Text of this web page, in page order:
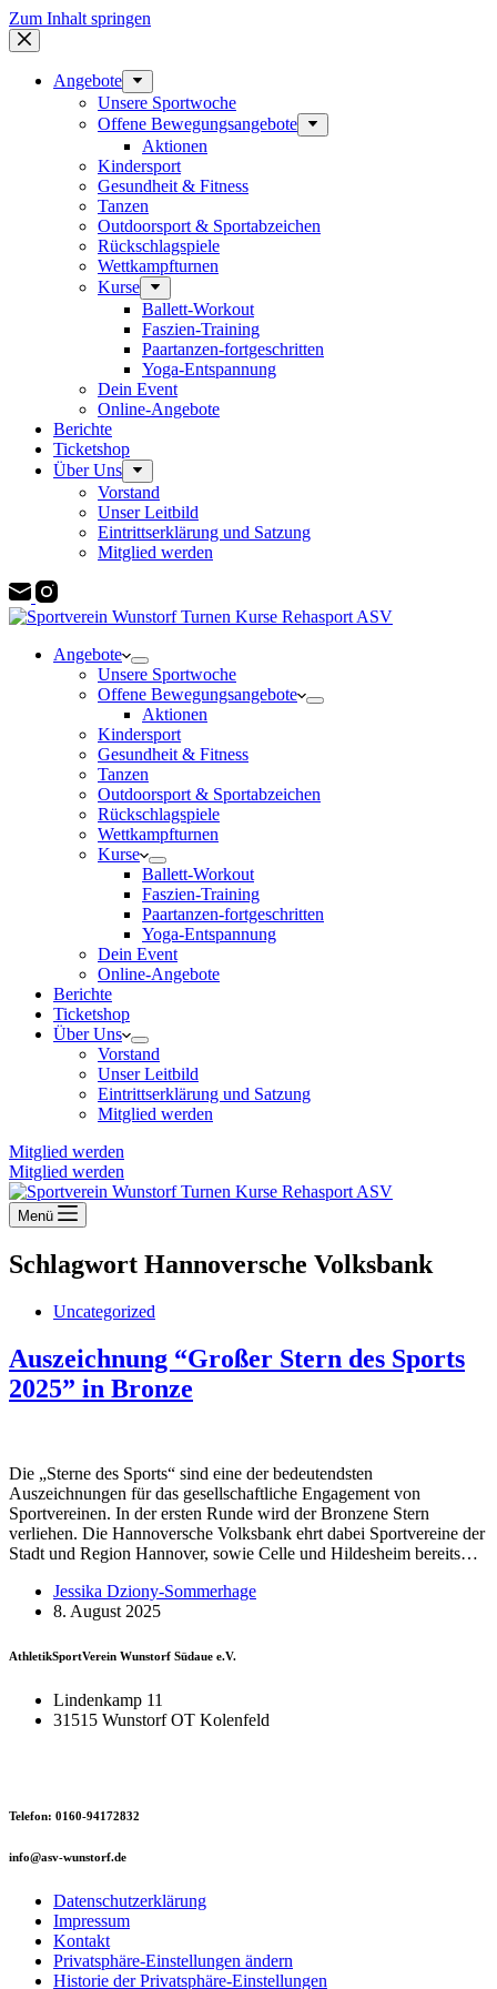
Zum Inhalt springen
Angebote
Unsere Sportwoche
Offene Bewegungsangebote
Aktionen
Kindersport
Gesundheit & Fitness
Tanzen
Outdoorsport & Sportabzeichen
Rückschlagspiele
Wettkampfturnen
Kurse
Ballett-Workout
Faszien-Training
Paartanzen-fortgeschritten
Yoga-Entspannung
Dein Event
Online-Angebote
Berichte
Ticketshop
Über Uns
Vorstand
Unser Leitbild
Eintrittserklärung und Satzung
Mitglied werden
Angebote
Unsere Sportwoche
Offene Bewegungsangebote
Aktionen
Kindersport
Gesundheit & Fitness
Tanzen
Outdoorsport & Sportabzeichen
Rückschlagspiele
Wettkampfturnen
Kurse
Ballett-Workout
Faszien-Training
Paartanzen-fortgeschritten
Yoga-Entspannung
Dein Event
Online-Angebote
Berichte
Ticketshop
Über Uns
Vorstand
Unser Leitbild
Eintrittserklärung und Satzung
Mitglied werden
Mitglied werden
Mitglied werden
Menü
Schlagwort Hannoversche Volksbank
Uncategorized
Auszeichnung “Großer Stern des Sports
2025” in Bronze
Die „Sterne des Sports“ sind eine der bedeutendsten
Auszeichnungen für das gesellschaftliche Engagement von
Sportvereinen. In der ersten Runde wird der Bronzene Stern
verliehen. Die Hannoversche Volksbank ehrt dabei Sportvereine der
Stadt und Region Hannover, sowie Celle und Hildesheim bereits…
Jessika Dziony-Sommerhage
8. August 2025
AthletikSportVerein Wunstorf Südaue e.V.
Lindenkamp 11
31515 Wunstorf OT Kolenfeld
Telefon: 0160-94172832
info@asv-wunstorf.de
Datenschutzerklärung
Impressum
Kontakt
Privatsphäre-Einstellungen ändern
Historie der Privatsphäre-Einstellungen